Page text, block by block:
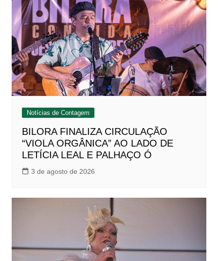
Notícias de Contagem
BILORA FINALIZA CIRCULAÇÃO
“VIOLA ORGÂNICA” AO LADO DE
LETÍCIA LEAL E PALHAÇO Ó
3 de agosto de 2026